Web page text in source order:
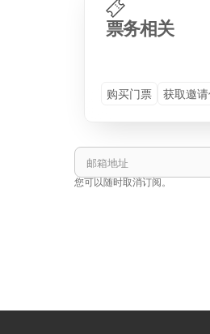
票务相关
购买门票 获取邀
您可以随时取消订阅。
Site
首页
演讲嘉宾